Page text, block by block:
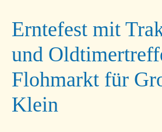
Erntefest mit
und
Flohmarkt für
Klein